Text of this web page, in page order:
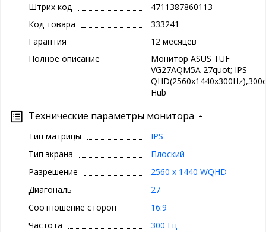
Штрих код
4711387860113
Код товара
333241
Гарантия
12 месяцев
Полное описание
Монитор ASUS TUF
VG27AQM5A 27quot; IPS
Hub
Технические параметры монитора
Тип матрицы
IPS
Тип экрана
Плоский
Разрешение
2560 x 1440 WQHD
Диагональ
27
Соотношение сторон
16:9
Частота
300 Гц